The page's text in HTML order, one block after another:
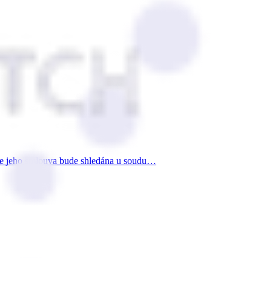
jeho smlouva bude shledána u soudu…